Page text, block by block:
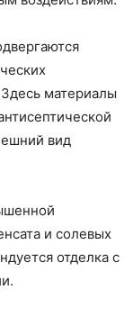
материалы
вид
и солевых
отделка с